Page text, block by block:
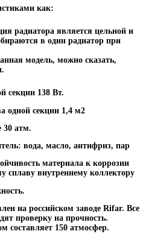
как:
радиатора является цельной и
в один радиатор при
модель, можно сказать,
секции 138 Вт.
одной секции 1,4 м2
30 атм.
вода, масло, антифриз, пар
материала к коррозии
сплаву внутреннему коллектору
на российском заводе Rifar. Все
проверку на прочность.
составляет 150 атмосфер.